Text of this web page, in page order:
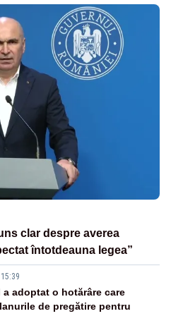
clar despre averea
întotdeauna legea”
a adoptat o hotărâre care
de pregătire pentru